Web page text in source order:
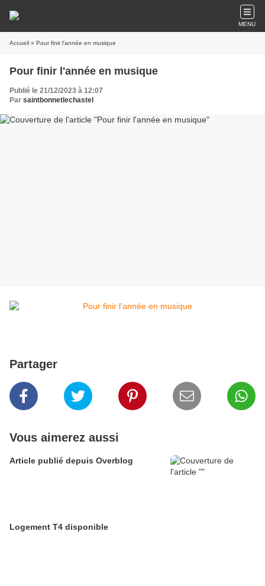
MENU
Accueil » Pour finir l'année en musique
Pour finir l'année en musique
Publié le 21/12/2023 à 12:07
Par saintbonnetlechastel
Partager
Vous aimerez aussi
Article publié depuis Overblog
Logement T4 disponible